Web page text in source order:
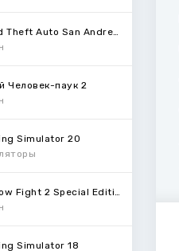
Человек-паук 2
Simulator 20
Simulator 18